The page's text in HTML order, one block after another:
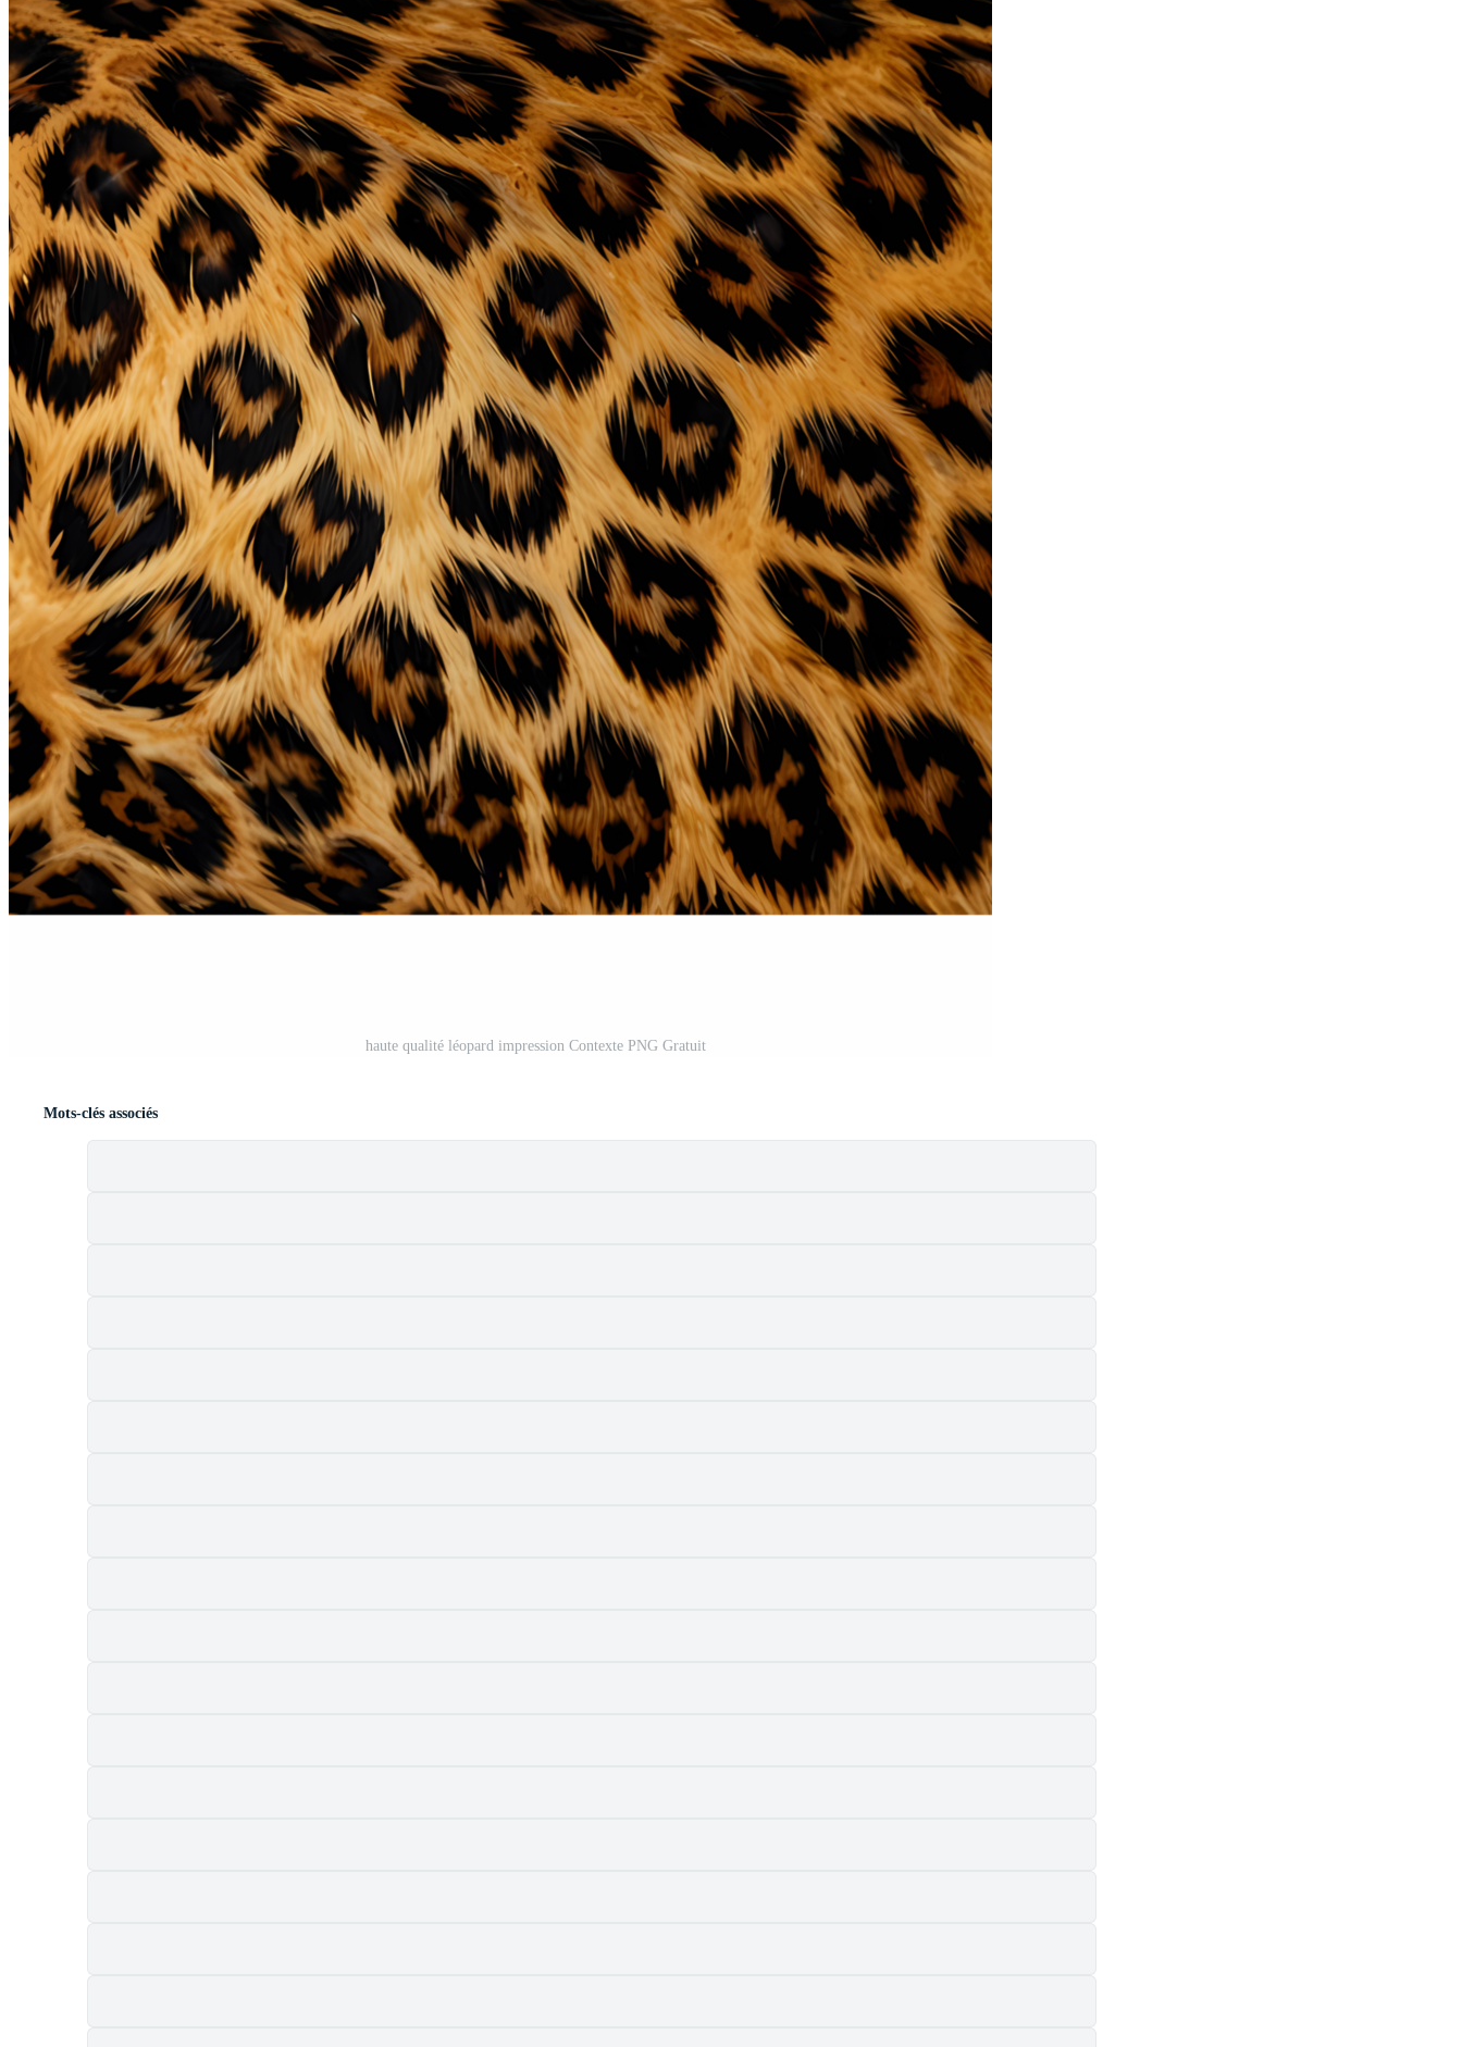
haute qualité léopard impression Contexte PNG Gratuit
Mots-clés associés